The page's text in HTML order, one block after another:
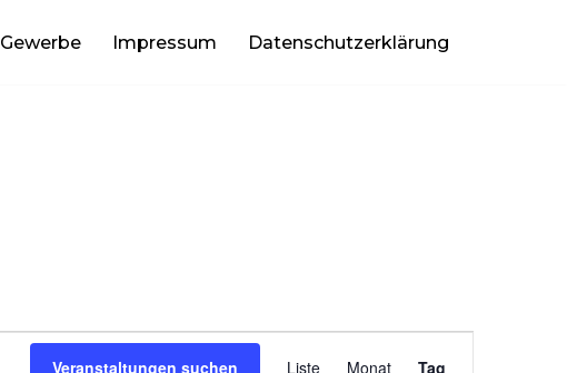
Gewerbe Impressum Datenschutzerklärung
Veranstaltungen suchen Liste Monat Tag